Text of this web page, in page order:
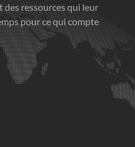
des ressources qui leur
pour ce qui compte